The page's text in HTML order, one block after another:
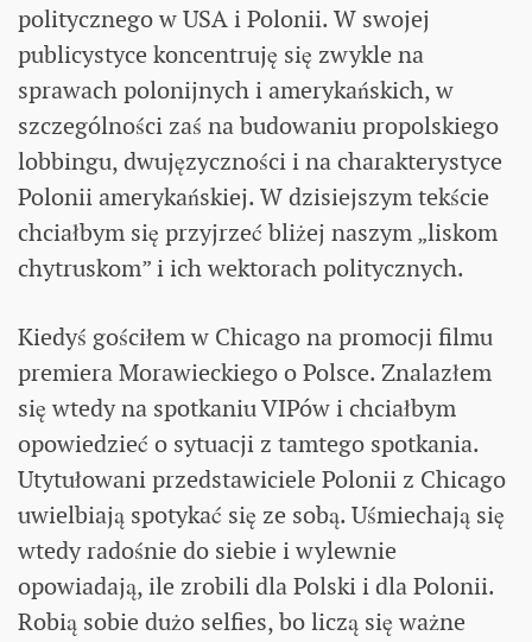
politycznego w USA i Polonii. W swojej
publicystyce koncentruję się zwykle na
sprawach polonijnych i amerykańskich, w
szczególności zaś na budowaniu propolskiego
lobbingu, dwujęzyczności i na charakterystyce
Polonii amerykańskiej. W dzisiejszym tekście
chciałbym się przyjrzeć bliżej naszym „liskom
chytruskom” i ich wektorach politycznych.
Kiedyś gościłem w Chicago na promocji filmu
premiera Morawieckiego o Polsce. Znalazłem
się wtedy na spotkaniu VIPów i chciałbym
opowiedzieć o sytuacji z tamtego spotkania.
Utytułowani przedstawiciele Polonii z Chicago
uwielbiają spotykać się ze sobą. Uśmiechają się
wtedy radośnie do siebie i wylewnie
opowiadają, ile zrobili dla Polski i dla Polonii.
Robią sobie dużo selfies, bo liczą się ważne